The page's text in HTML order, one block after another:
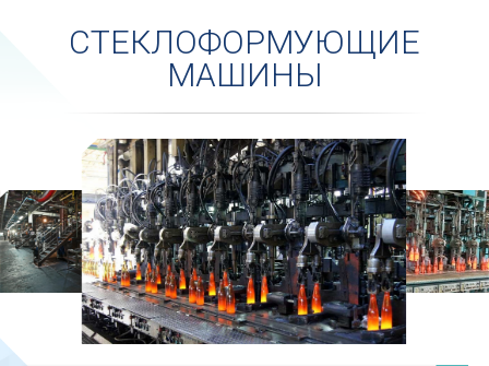
СТЕКЛОФОРМУЮЩИЕ
МАШИНЫ